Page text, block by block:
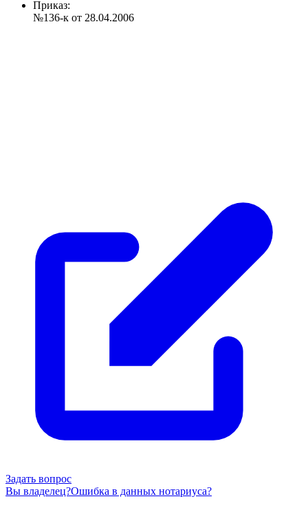
Приказ:
№136-к от 28.04.2006
Задать вопрос
Вы владелец?Ошибка в данных нотариуса?